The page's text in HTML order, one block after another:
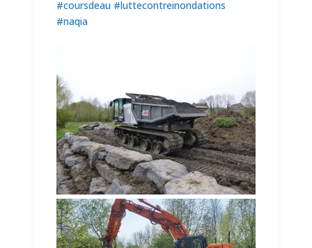
#coursdeau #luttecontreinondations
#naqia